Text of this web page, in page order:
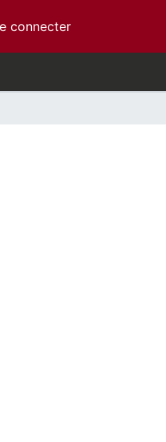
connecter(current)